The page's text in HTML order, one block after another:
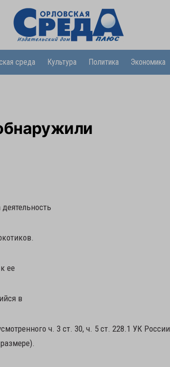
среда Культура Политика Экономика
ее
в
ч. 3 ст. 30, ч. 5 ст. 228.1 УК России